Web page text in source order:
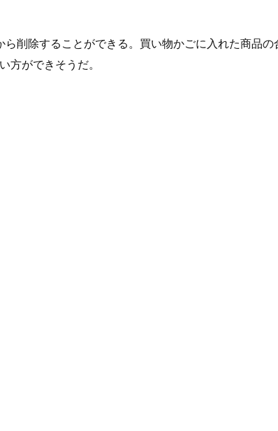
削除することができる。買い物かごに入れた商品の
方ができそうだ。